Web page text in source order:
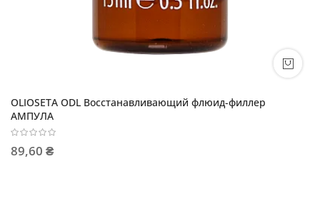
OLIOSETA ODL Восстанавливающий флюид-филлер
АМПУЛА
89,60 ₴